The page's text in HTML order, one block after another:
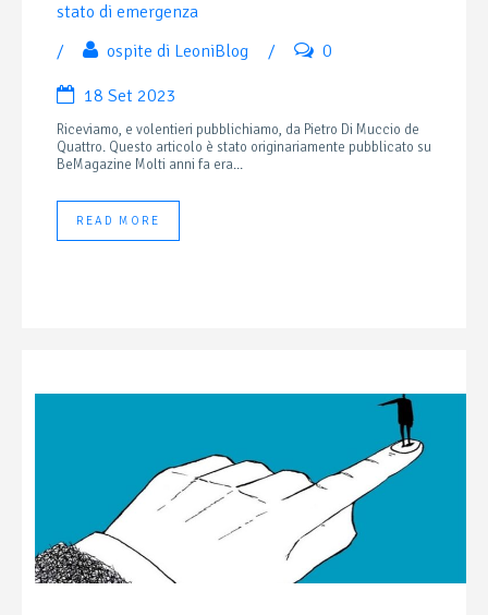
stato di emergenza
/
ospite di LeoniBlog / 0
18 Set 2023
Riceviamo, e volentieri pubblichiamo, da Pietro Di Muccio de
Quattro. Questo articolo è stato originariamente pubblicato su
BeMagazine Molti anni fa era...
READ MORE